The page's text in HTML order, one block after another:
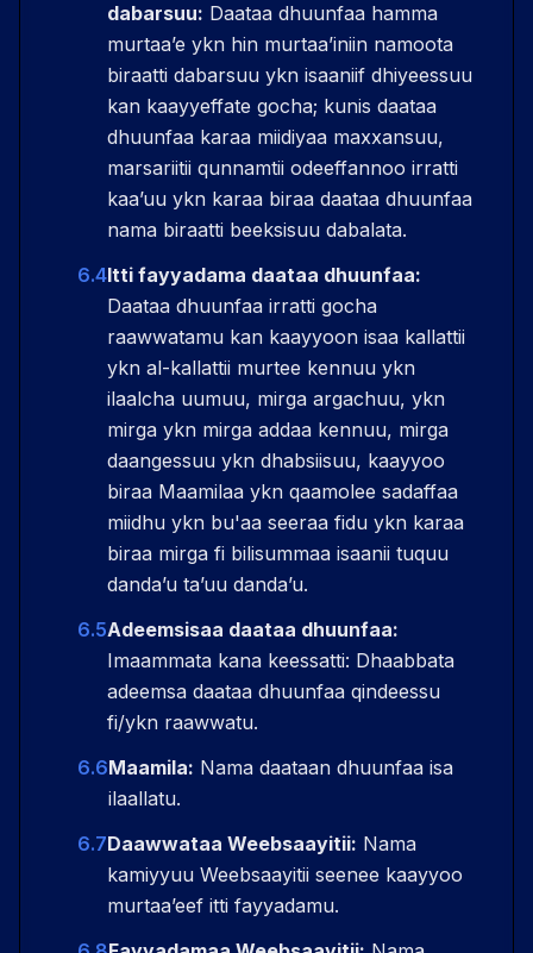
dabarsuu: Daataa dhuunfaa hamma
murtaaʼe ykn hin murtaaʼiniin namoota
biraatti dabarsuu ykn isaaniif dhiyeessuu
kan kaayyeffate gocha; kunis daataa
dhuunfaa karaa miidiyaa maxxansuu,
marsariitii qunnamtii odeeffannoo irratti
kaaʼuu ykn karaa biraa daataa dhuunfaa
nama biraatti beeksisuu dabalata.
6.4Itti fayyadama daataa dhuunfaa:
Daataa dhuunfaa irratti gocha
raawwatamu kan kaayyoon isaa kallattii
ykn al-kallattii murtee kennuu ykn
ilaalcha uumuu, mirga argachuu, ykn
mirga ykn mirga addaa kennuu, mirga
daangessuu ykn dhabsiisuu, kaayyoo
biraa Maamilaa ykn qaamolee sadaffaa
miidhu ykn bu'aa seeraa fidu ykn karaa
biraa mirga fi bilisummaa isaanii tuquu
dandaʼu taʼuu dandaʼu.
6.5Adeemsisaa daataa dhuunfaa:
Imaammata kana keessatti: Dhaabbata
adeemsa daataa dhuunfaa qindeessu
fi/ykn raawwatu.
6.6Maamila: Nama daataan dhuunfaa isa
ilaallatu.
6.7Daawwataa Weebsaayitii: Nama
kamiyyuu Weebsaayitii seenee kaayyoo
murtaaʼeef itti fayyadamu.